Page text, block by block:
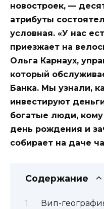
новостроек, —
атрибуты
условная. «У нас
приезжает на
Ольга Карнаух,
который
Банка. Мы узнали,
инвестируют
богатые люди, кому
день рождения и
собирает на даче
Содержание
Вип-